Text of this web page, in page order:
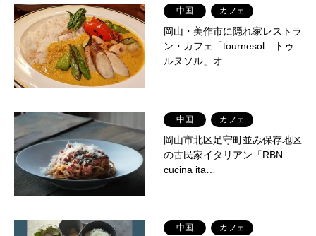
中国 カフェ
岡山・美作市に隠れ家レストラ
ン・カフェ「tournesol トゥ
ルヌソル」オ…
中国 カフェ
岡山市北区足守町並み保存地区
の古民家イタリアン「RBN
cucina ita…
中国 カフェ